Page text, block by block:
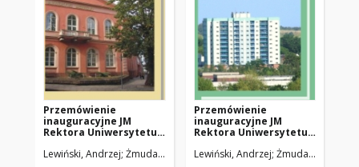
Przemówienie
inauguracyjne JM
Rektora Uniwersytetu
prof. dr hab. Andrzeja
Lewiński, Andrzej Żmuda, Ryszard. Red. nacz.
Przemówienie
inauguracyjne JM
Rektora Uniwersytetu
prof. dr hab. Andrzeja
Lewiński, Andrzej Żmuda, Ryszard.